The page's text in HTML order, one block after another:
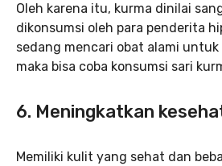
Oleh karena itu, kurma dinilai
dikonsumsi oleh para penderita
sedang mencari obat alami
maka bisa coba konsumsi sari
6. Meningkatkan
Memiliki kulit yang sehat dan